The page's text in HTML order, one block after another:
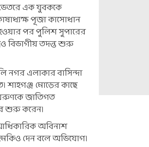
ভেতরে এক যুবককে
পূজা কাসোধান
পর পুলিশ সুপারের
বিভাগীয় তদন্ত শুরু
নগর এলাকার বাসিন্দা
শাহগঞ্জ মোড়ের কাছে
জাতিগত
শুরু করেন।
অবিনাশ
দেন বলে অভিযোগ।